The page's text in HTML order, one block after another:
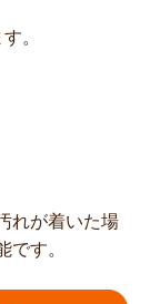
。
れが着いた場
です。